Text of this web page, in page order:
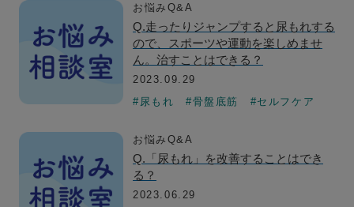
お悩みQ&A
Q.走ったりジャンプすると尿もれする
ので、スポーツや運動を楽しめませ
ん。治すことはできる？
2023.09.29
#尿もれ
#骨盤底筋 #セルフケア
お悩みQ&A
Q.「尿もれ」を改善することはでき
る？
2023.06.29